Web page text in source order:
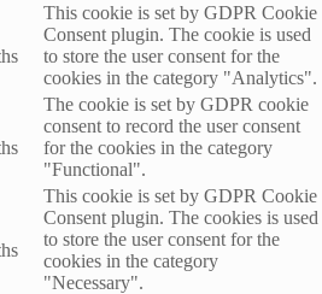
This cookie is set by GDPR Cookie
Consent plugin. The cookie is used
to store the user consent for the
cookies in the category "Analytics".
The cookie is set by GDPR cookie
consent to record the user consent
for the cookies in the category
"Functional".
This cookie is set by GDPR Cookie
Consent plugin. The cookies is used
to store the user consent for the
cookies in the category
"Necessary".